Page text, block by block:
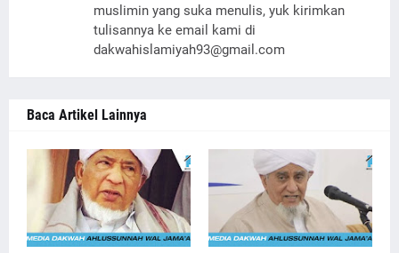
muslimin yang suka menulis, yuk kirimkan
tulisannya ke email kami di
dakwahislamiyah93@gmail.com
Baca Artikel Lainnya